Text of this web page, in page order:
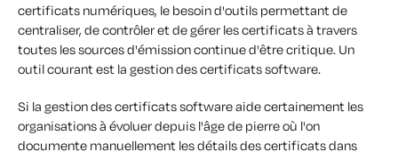
certificats numériques, le besoin d'outils permettant de
centraliser, de contrôler et de gérer les certificats à travers
toutes les sources d'émission continue d'être critique. Un
outil courant est la gestion des certificats software.
Si la gestion des certificats software aide certainement les
organisations à évoluer depuis l'âge de pierre où l'on
documente manuellement les détails des certificats dans